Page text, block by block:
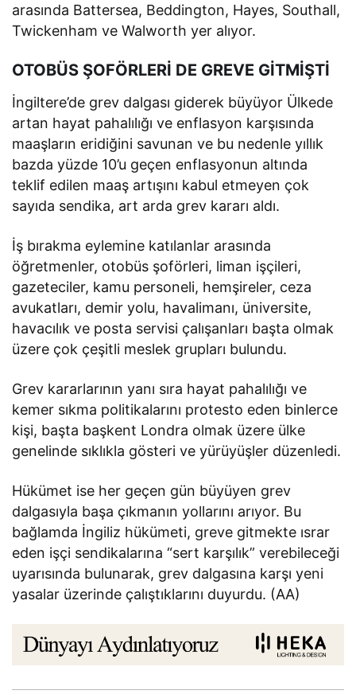
arasında Battersea, Beddington, Hayes, Southall,
Twickenham ve Walworth yer alıyor.
OTOBÜS ŞOFÖRLERİ DE GREVE GİTMİŞTİ
İngiltere’de grev dalgası giderek büyüyor Ülkede
artan hayat pahalılığı ve enflasyon karşısında
maaşların eridiğini savunan ve bu nedenle yıllık
bazda yüzde 10’u geçen enflasyonun altında
teklif edilen maaş artışını kabul etmeyen çok
sayıda sendika, art arda grev kararı aldı.
İş bırakma eylemine katılanlar arasında
öğretmenler, otobüs şoförleri, liman işçileri,
gazeteciler, kamu personeli, hemşireler, ceza
avukatları, demir yolu, havalimanı, üniversite,
havacılık ve posta servisi çalışanları başta olmak
üzere çok çeşitli meslek grupları bulundu.
Grev kararlarının yanı sıra hayat pahalılığı ve
kemer sıkma politikalarını protesto eden binlerce
kişi, başta başkent Londra olmak üzere ülke
genelinde sıklıkla gösteri ve yürüyüşler düzenledi.
Hükümet ise her geçen gün büyüyen grev
dalgasıyla başa çıkmanın yollarını arıyor. Bu
bağlamda İngiliz hükümeti, greve gitmekte ısrar
eden işçi sendikalarına “sert karşılık” verebileceği
uyarısında bulunarak, grev dalgasına karşı yeni
yasalar üzerinde çalıştıklarını duyurdu. (AA)